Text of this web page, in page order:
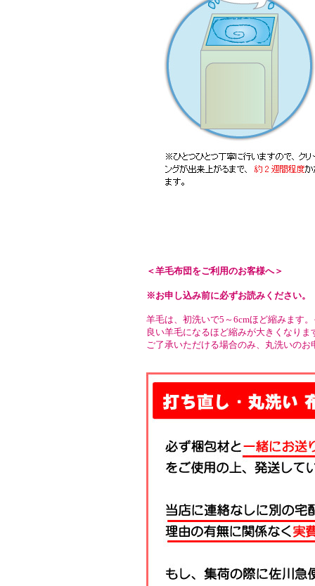
＜羊毛布団をご利用のお客様へ＞
※お申し込み前に必ずお読みください。
羊毛は、初洗いで5～6cmほど縮みます
良い羊毛になるほど縮みが大きくなりま
ご了承いただける場合のみ、丸洗いの